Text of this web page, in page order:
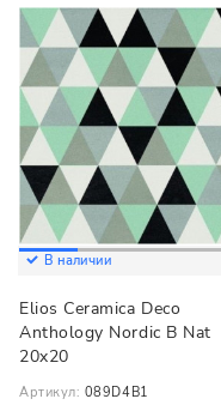
В наличии
Elios Ceramica Deco
Anthology Nordic B Nat
20x20
Артикул: 089D4B1